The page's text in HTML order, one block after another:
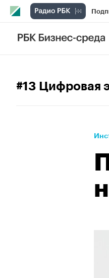
Спорт
#13 Цифровая